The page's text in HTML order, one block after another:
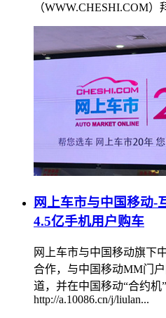
（WWW.CHESHI.COM
网上车市与中国移动-
4.5亿手机用户购车
网上车市与中国移动旗下
合作，与中国移动MM门
道，并在中国移动“合约机
http://a.10086.cn/j/liulan...